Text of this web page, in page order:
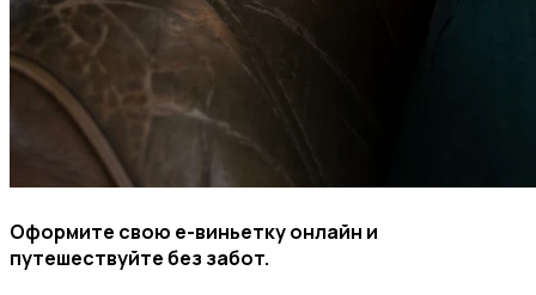
Оформите свою e-виньетку онлайн и
путешествуйте без забот.